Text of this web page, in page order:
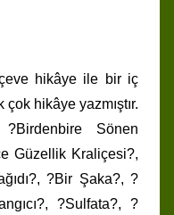
hikâye ile bir iç
hikâye yazmıştır.
Sönen
Güzellik Kraliçesi?,
?Bir Şaka?, ?
?Sulfata?, ?